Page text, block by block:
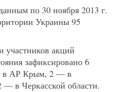
по 30 ноября 2013 г.
Украины 95
участников акций
зафиксировано 6
в АР Крым, 2 — в
в Черкасской области.